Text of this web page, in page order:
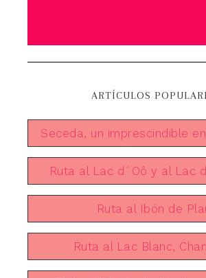
ARTÍCULOS
Seceda, un imprescindible
Ruta al Lac d´Oô y al Lac
Ruta al Ibón de
Ruta al Lac Blanc,